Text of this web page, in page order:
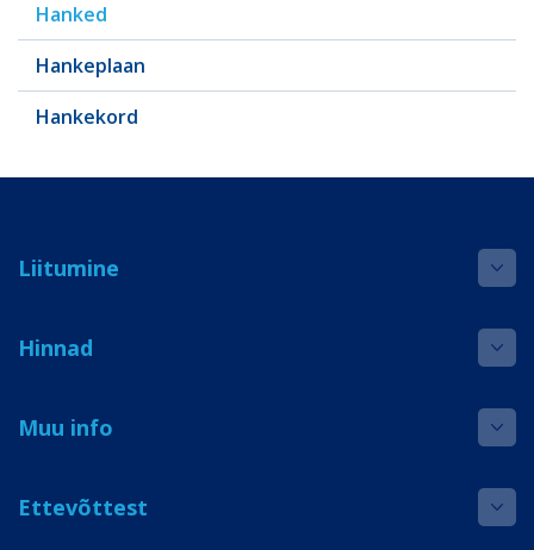
Hanked
Hankeplaan
Hankekord
Liitumine
Hinnad
Muu info
Ettevõttest